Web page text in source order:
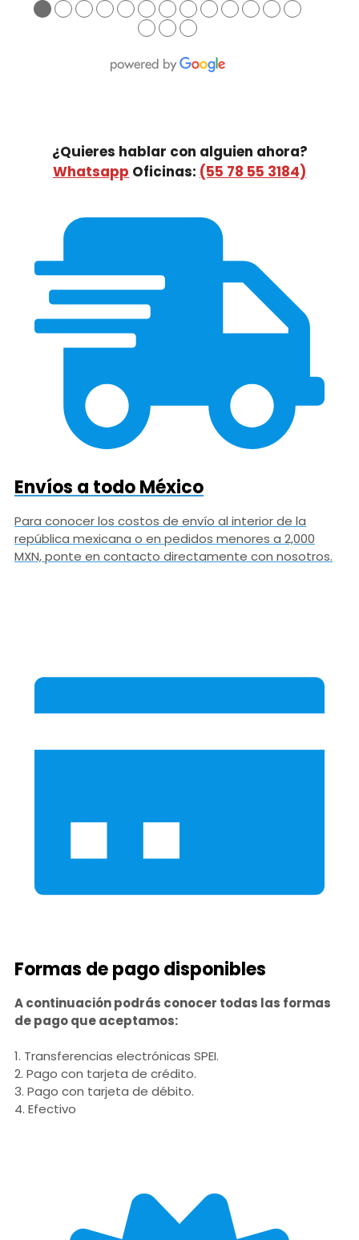
●●●●●●●●●●●●●
●●●
¿Quieres hablar con alguien ahora?
Whatsapp Oficinas: (55 78 55 3184)
Envíos a todo México
Para conocer los costos de envío al interior de la
república mexicana o en pedidos menores a 2,000
MXN, ponte en contacto directamente con nosotros.
Formas de pago disponibles
A continuación podrás conocer todas las formas
de pago que aceptamos:
1. Transferencias electrónicas SPEI.
2. Pago con tarjeta de crédito.
3. Pago con tarjeta de débito.
4. Efectivo